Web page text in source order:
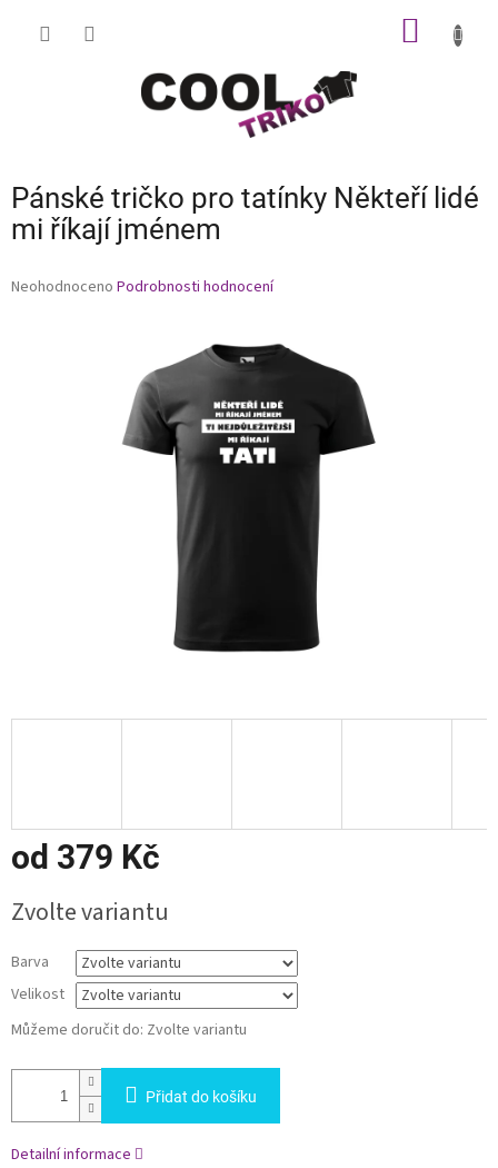
Pánské tričko pro tatínky Někteří lidé
mi říkají jménem
Průměrné
Neohodnoceno Podrobnosti hodnocení
od 379 Kč
cena:
Zvolte variantu
Barva
Velikost
Můžeme doručit do: Zvolte variantu
Přidat do košíku
Detailní informace